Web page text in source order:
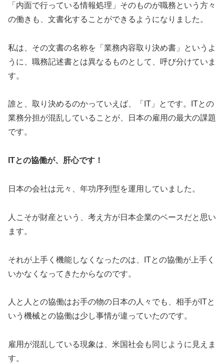
「内面で行っている情報処理」そのものが職務という方々
の働きも、文書化することができるようになりました。
私は、その文書の名称を「業務内容取り決め書」というよ
うに、職務記述書とは異なるものとして、呼び分けていま
す。
誰と、取り決めるのかっていえば、「IT」とです。ITとの
業務分担が混乱していることが、日本の雇用の最大の課題
です。
ITとの協働が、肝心です！
日本の会社は元々、年功序列型を運用していました。
人こそが財産という、考え方が日本企業のベースだと思い
ます。
それが上手く機能しなくなったのは、ITとの協働が上手く
いかなくなってきたからなのです。
人と人との協働はお手の物の日本の人々でも、相手がITと
いう機械との協働は少し事情が違っていたのです。
雇用が混乱している現象は、米国社会も同じように見えま
す。